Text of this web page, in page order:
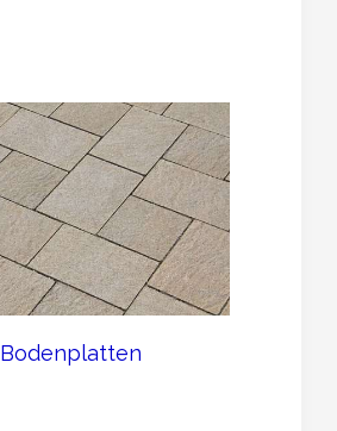
Bodenplatten